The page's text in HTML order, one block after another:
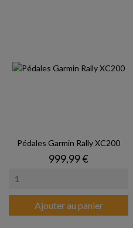
Pédales Garmin Rally XC200
Prix
999,99 €
Ajouter au panier